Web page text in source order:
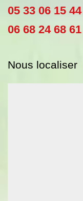
05 33 06 15 44
06 68 24 68 61
Nous localiser